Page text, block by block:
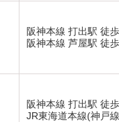
阪神本線 打出駅 徒
阪神本線 芦屋駅 徒
阪神本線 打出駅 徒
JR東海道本線(神戸